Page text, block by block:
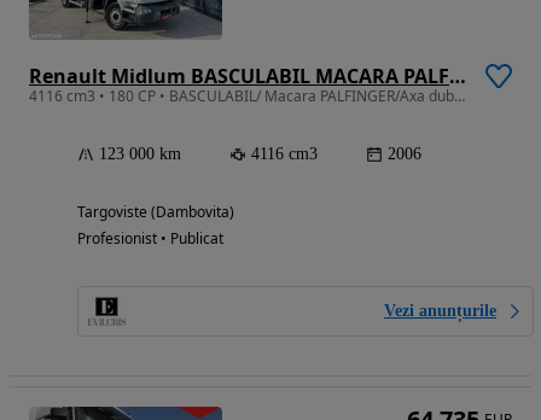
Renault Midlum BASCULABIL MACARA PALFINGER
4116 cm3 • 180 CP • BASCULABIL/ Macara PALFINGER/Axa dubla spate/Stare buna/TVA Deductibil
123 000 km 4116 cm3 2006
Targoviste (Dambovita)
Profesionist • Publicat
Vezi anunțurile